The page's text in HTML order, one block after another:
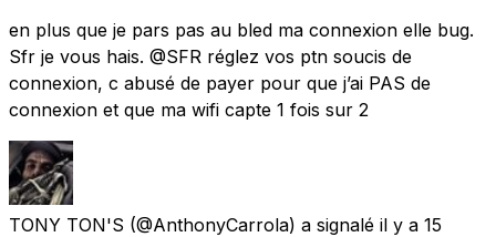
en plus que je pars pas au bled ma connexion elle bug.
Sfr je vous hais. @SFR réglez vos ptn soucis de
connexion, c abusé de payer pour que j’ai PAS de
connexion et que ma wifi capte 1 fois sur 2
TONY TON'S (@AnthonyCarrola) a signalé il y a 15